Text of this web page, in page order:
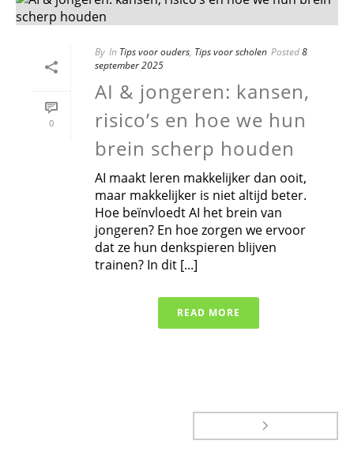
0
By In Tips voor ouders, Tips voor scholen Posted8
september 2025
AI & jongeren: kansen,
risico’s en hoe we hun
brein scherp houden
AI maakt leren makkelijker dan ooit,
maar makkelijker is niet altijd beter.
Hoe beïnvloedt AI het brein van
jongeren? En hoe zorgen we ervoor
dat ze hun denkspieren blijven
trainen? In dit [...]
READ MORE